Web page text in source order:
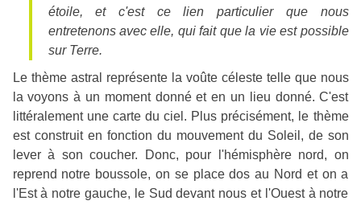
étoile, et c'est ce lien particulier que nous
entretenons avec elle, qui fait que la vie est possible
sur Terre.
Le thème astral représente la voûte céleste telle que nous
la voyons à un moment donné et en un lieu donné. C'est
littéralement une carte du ciel. Plus précisément, le thème
est construit en fonction du mouvement du Soleil, de son
lever à son coucher. Donc, pour l'hémisphère nord, on
reprend notre boussole, on se place dos au Nord et on a
l'Est à notre gauche, le Sud devant nous et l'Ouest à notre